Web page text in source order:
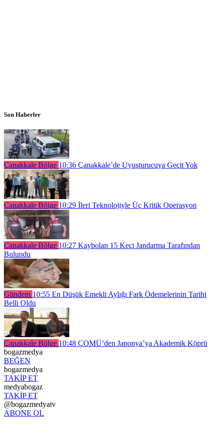
Son Haberler
Çanakkale Bölge 10:36 Çanakkale’de Uyuşturucuya Geçit Yok
Çanakkale Bölge 10:29 İleri Teknolojiyle Üç Kritik Operasyon
Çanakkale Bölge 10:27 Kaybolan 15 Keçi Jandarma Tarafından
Bulundu
Gündem 10:55 En Düşük Emekli Aylığı Fark Ödemelerinin Tarihi
Belli Oldu
Çanakkale Bölge 10:48 ÇOMÜ’den Japonya’ya Akademik Köprü
bogazmedya
BEĞEN
bogazmedya
TAKİP ET
medyabogaz
TAKİP ET
@bogazmedyatv
ABONE OL